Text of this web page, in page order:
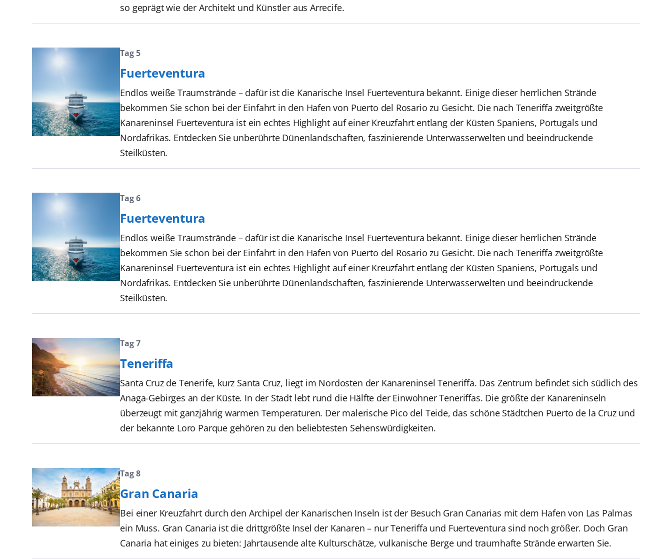
so geprägt wie der Architekt und Künstler aus Arrecife.
Tag 5
Fuerteventura
Endlos weiße Traumstrände – dafür ist die Kanarische Insel Fuerteventura bekannt. Einige dieser herrlichen Strände
bekommen Sie schon bei der Einfahrt in den Hafen von Puerto del Rosario zu Gesicht. Die nach Teneriffa zweitgrößte
Kanareninsel Fuerteventura ist ein echtes Highlight auf einer Kreuzfahrt entlang der Küsten Spaniens, Portugals und
Nordafrikas. Entdecken Sie unberührte Dünenlandschaften, faszinierende Unterwasserwelten und beeindruckende
Steilküsten.
Tag 6
Fuerteventura
Endlos weiße Traumstrände – dafür ist die Kanarische Insel Fuerteventura bekannt. Einige dieser herrlichen Strände
bekommen Sie schon bei der Einfahrt in den Hafen von Puerto del Rosario zu Gesicht. Die nach Teneriffa zweitgrößte
Kanareninsel Fuerteventura ist ein echtes Highlight auf einer Kreuzfahrt entlang der Küsten Spaniens, Portugals und
Nordafrikas. Entdecken Sie unberührte Dünenlandschaften, faszinierende Unterwasserwelten und beeindruckende
Steilküsten.
Tag 7
Teneriffa
Santa Cruz de Tenerife, kurz Santa Cruz, liegt im Nordosten der Kanareninsel Teneriffa. Das Zentrum befindet sich südlich des
Anaga-Gebirges an der Küste. In der Stadt lebt rund die Hälfte der Einwohner Teneriffas. Die größte der Kanareninseln
überzeugt mit ganzjährig warmen Temperaturen. Der malerische Pico del Teide, das schöne Städtchen Puerto de la Cruz und
der bekannte Loro Parque gehören zu den beliebtesten Sehenswürdigkeiten.
Tag 8
Gran Canaria
Bei einer Kreuzfahrt durch den Archipel der Kanarischen Inseln ist der Besuch Gran Canarias mit dem Hafen von Las Palmas
ein Muss. Gran Canaria ist die drittgrößte Insel der Kanaren – nur Teneriffa und Fuerteventura sind noch größer. Doch Gran
Canaria hat einiges zu bieten: Jahrtausende alte Kulturschätze, vulkanische Berge und traumhafte Strände erwarten Sie.